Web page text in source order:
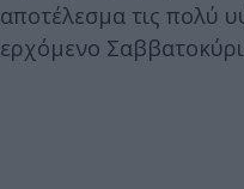
αποτέλεσμα τις πολύ
ερχόμενο